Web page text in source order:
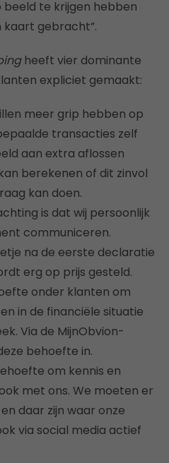
te krijgen hebben
kaart gebracht”.
heeft vier dominante
expliciet gemaakt:
meer grip hebben op
transacties zelf
aan extra aflossen
berekenen of dit zinvol
kan doen.
is dat wij persoonlijk
communiceren.
na de eerste declaratie
erg op prijs gesteld.
onder klanten om
in de financiële situatie
Via de MijnObvion-
behoefte in.
om kennis en
met ons. We moeten er
daar zijn waar onze
via social media actief